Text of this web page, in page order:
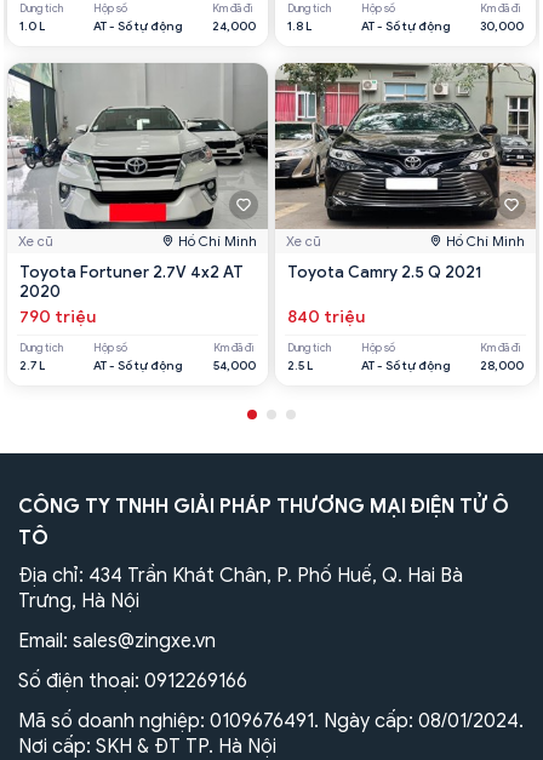
Dung tích
1.0 L
Hộp số
AT - Số tự động
Km đã đi
24,000
Xe cũ Hồ Chí Minh
Toyota Fortuner 2.7V 4x2 AT
2020
790 triệu
Dung tích
2.7 L
Hộp số
AT - Số tự động
Km đã đi
54,000
Dung tích
1.8 L
Hộp số
AT - Số tự động
Km đã đi
30,000
Xe cũ Hồ Chí Minh
Toyota Camry 2.5 Q 2021
840 triệu
Dung tích
2.5 L
Hộp số
AT - Số tự động
Km đã đi
28,000
CÔNG TY TNHH GIẢI PHÁP THƯƠNG MẠI ĐIỆN TỬ Ô
TÔ
Địa chỉ: 434 Trần Khát Chân, P. Phố Huế, Q. Hai Bà
Trưng, Hà Nội
Email: sales@zingxe.vn
Số điện thoại: 0912269166
Mã số doanh nghiệp: 0109676491. Ngày cấp: 08/01/2024.
Nơi cấp: SKH & ĐT TP. Hà Nội